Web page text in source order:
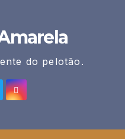
do pelotão.